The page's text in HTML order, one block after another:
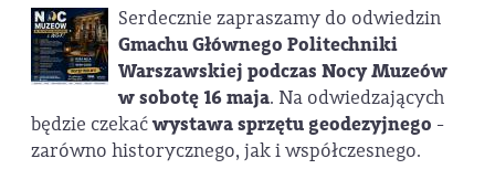
Serdecznie zapraszamy do odwiedzin
Gmachu Głównego Politechniki
Warszawskiej podczas Nocy Muzeów
w sobotę 16 maja. Na odwiedzających
będzie czekaćwystawa sprzętu geodezyjnego -
zarówno historycznego, jak i współczesnego.